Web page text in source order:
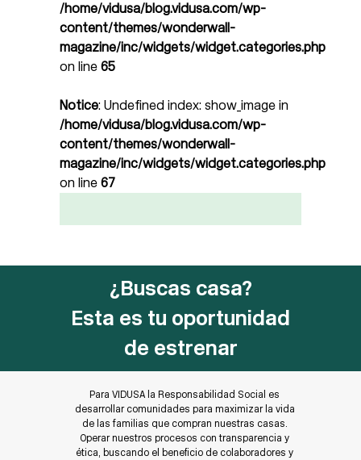
/home/vidusa/blog.vidusa.com/wp-
content/themes/wonderwall-
magazine/inc/widgets/widget.categories.php
on line 65
Notice: Undefined index: show_image in
/home/vidusa/blog.vidusa.com/wp-
content/themes/wonderwall-
magazine/inc/widgets/widget.categories.php
on line 67
¿Buscas casa?
Esta es tu oportunidad
de estrenar
Para VIDUSA la Responsabilidad Social es
desarrollar comunidades para maximizar la vida
de las familias que compran nuestras casas.
Operar nuestros procesos con transparencia y
ética, buscando el beneficio de colaboradores y